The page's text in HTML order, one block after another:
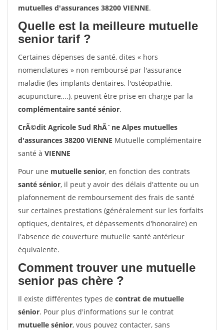
mutuelles d'assurances 38200 VIENNE.
Quelle est la meilleure mutuelle
senior tarif ?
Certaines dépenses de santé, dites « hors
nomenclatures » non remboursé par l'assurance
maladie (les implants dentaires, l'ostéopathie,
acupuncture,...), peuvent être prise en charge par la
complémentaire santé sénior.
CrÃ©dit Agricole Sud RhÃ´ne Alpes mutuelles
d'assurances 38200 VIENNE Mutuelle complémentaire
santé à VIENNE
Pour une mutuelle senior, en fonction des contrats
santé sénior, il peut y avoir des délais d'attente ou un
plafonnement de remboursement des frais de santé
sur certaines prestations (généralement sur les forfaits
optiques, dentaires, et dépassements d'honoraire) en
l'absence de couverture mutuelle santé antérieur
équivalente.
Comment trouver une mutuelle
senior pas chère ?
Il existe différentes types de contrat de mutuelle
sénior. Pour plus d'informations sur le contrat
mutuelle sénior, vous pouvez contacter, sans